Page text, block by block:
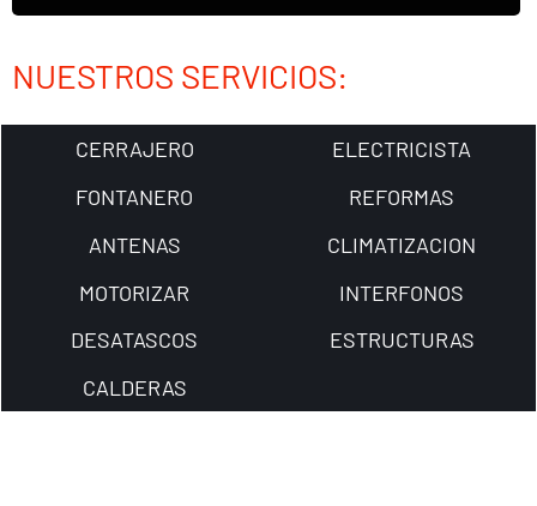
NUESTROS SERVICIOS:
CERRAJERO
ELECTRICISTA
FONTANERO
REFORMAS
ANTENAS
CLIMATIZACION
MOTORIZAR
INTERFONOS
DESATASCOS
ESTRUCTURAS
CALDERAS